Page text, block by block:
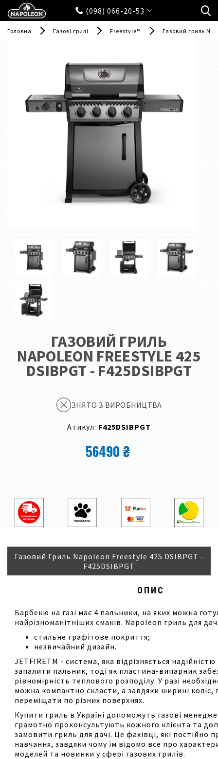
(098) 066-20-53
Головна Газові грилі Freestyle™ Газовий гриль
ГАЗОВИЙ ГРИЛЬ
NAPOLEON FREESTYLE 425
DSIBPGT - F425DSIBPGT
ЗНЯТО З ВИРОБНИЦТВА
Атикул: F425DSIBPGT
56490 ₴
Газовий Гриль Napoleon Freestyle 425 DSIBPGT -
F425DSIBPGT
ОПИС
Барбекю на газі має 4 пальники, на яких можна
найрізноманітніших смаків. Napoleon гриль для
стильне графітове покриття;
незвичайний дизайн.
JETFIRETM - система, яка відрізняється
запалити пальник, тоді як пластина-випарник
рівномірність теплового розподілу. У разі
можна компактно скласти, а завдяки ширині коліс,
переміщати по різних поверхнях.
Купити гриль в Україні допоможуть газові
грамотно проконсультують кожного клієнта та
замовити гриль для дачі. Це фахівці, які постійно
навчання, завдяки чому їм відомо все про
моделей та новинки у сфері газових грилів.